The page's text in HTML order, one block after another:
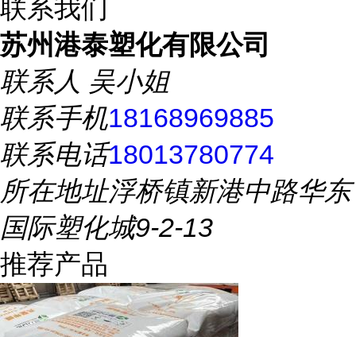
联系我们
苏州港泰塑化有限公司
联系人 吴小姐
联系手机18168969885
联系电话18013780774
所在地址浮桥镇新港中路华东
国际塑化城9-2-13
推荐产品